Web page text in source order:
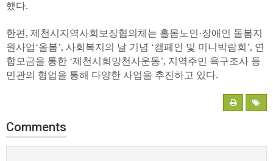
했다.
한편, 제천시지역사회보장협의체는 홀몸노인·장애인 돌봄지
원사업‘올봄’, 사회복지의 날 기념 ‘캠페인 및 미니박람회’, 연
합모금을 통한 ‘제천시희망천사운동’, 지역주민 욕구조사 등
민관의 협업을 통해 다양한 사업을 추진하고 있다.
Comments